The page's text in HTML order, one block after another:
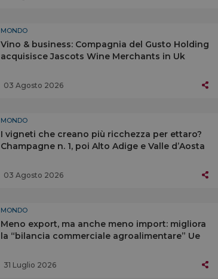
MONDO
Vino & business: Compagnia del Gusto Holding
acquisisce Jascots Wine Merchants in Uk
03 Agosto 2026
MONDO
I vigneti che creano più ricchezza per ettaro?
Champagne n. 1, poi Alto Adige e Valle d’Aosta
03 Agosto 2026
MONDO
Meno export, ma anche meno import: migliora
la “bilancia commerciale agroalimentare” Ue
31 Luglio 2026